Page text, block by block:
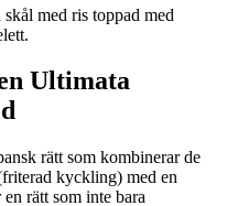
Ultimata
rätt som kombinerar de
kyckling) med en
rätt som inte bara